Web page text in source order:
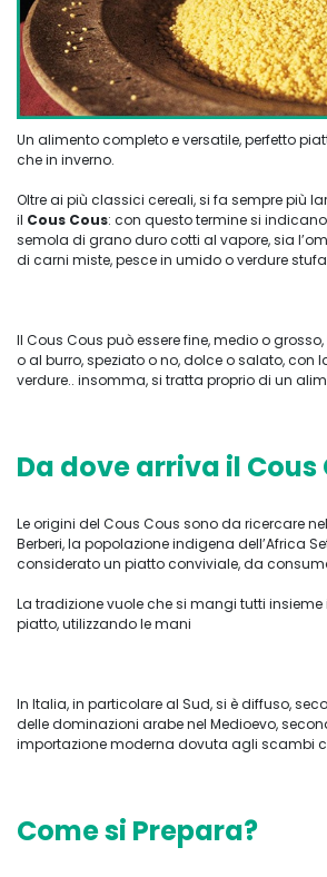
Un alimento completo e versatile, perfetto
che in inverno.
Oltre ai più classici cereali, si fa sempre più
il Cous Cous: con questo termine si
semola di grano duro cotti al vapore, sia
di carni miste, pesce in umido o verdure
Il Cous Cous può essere fine, medio o
o al burro, speziato o no, dolce o salato, con
verdure.. insomma, si tratta proprio di un
Da dove arriva il Cous
Le origini del Cous Cous sono da ricercare
Berberi, la popolazione indigena dell’Africa
considerato un piatto conviviale, da
La tradizione vuole che si mangi tutti
piatto, utilizzando le mani
In Italia, in particolare al Sud, si è diffuso,
delle dominazioni arabe nel Medioevo,
importazione moderna dovuta agli scambi
Come si Prepara?